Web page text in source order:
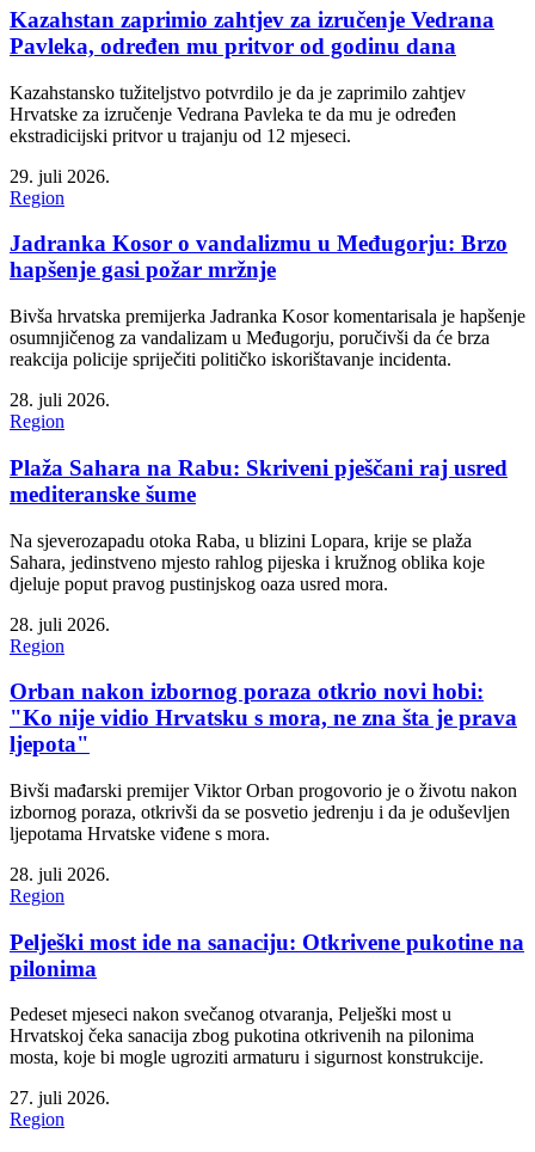
Kazahstan zaprimio zahtjev za izručenje Vedrana
Pavleka, određen mu pritvor od godinu dana
Kazahstansko tužiteljstvo potvrdilo je da je zaprimilo zahtjev
Hrvatske za izručenje Vedrana Pavleka te da mu je određen
ekstradicijski pritvor u trajanju od 12 mjeseci.
29. juli 2026.
Region
Jadranka Kosor o vandalizmu u Međugorju: Brzo
hapšenje gasi požar mržnje
Bivša hrvatska premijerka Jadranka Kosor komentarisala je hapšenje
osumnjičenog za vandalizam u Međugorju, poručivši da će brza
reakcija policije spriječiti političko iskorištavanje incidenta.
28. juli 2026.
Region
Plaža Sahara na Rabu: Skriveni pješčani raj usred
mediteranske šume
Na sjeverozapadu otoka Raba, u blizini Lopara, krije se plaža
Sahara, jedinstveno mjesto rahlog pijeska i kružnog oblika koje
djeluje poput pravog pustinjskog oaza usred mora.
28. juli 2026.
Region
Orban nakon izbornog poraza otkrio novi hobi:
"Ko nije vidio Hrvatsku s mora, ne zna šta je prava
ljepota"
Bivši mađarski premijer Viktor Orban progovorio je o životu nakon
izbornog poraza, otkrivši da se posvetio jedrenju i da je oduševljen
ljepotama Hrvatske viđene s mora.
28. juli 2026.
Region
Pelješki most ide na sanaciju: Otkrivene pukotine na
pilonima
Pedeset mjeseci nakon svečanog otvaranja, Pelješki most u
Hrvatskoj čeka sanacija zbog pukotina otkrivenih na pilonima
mosta, koje bi mogle ugroziti armaturu i sigurnost konstrukcije.
27. juli 2026.
Region